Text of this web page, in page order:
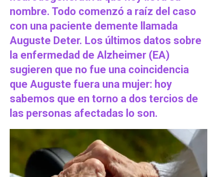
nombre. Todo comenzó a raíz del caso
con una paciente demente llamada
Auguste Deter. Los últimos datos sobre
la enfermedad de Alzheimer (EA)
sugieren que no fue una coincidencia
que Auguste fuera una mujer: hoy
sabemos que en torno a dos tercios de
las personas afectadas lo son.